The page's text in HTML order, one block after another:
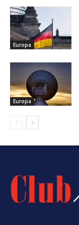
Europa
Europa